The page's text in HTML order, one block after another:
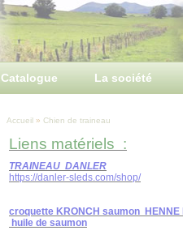
Catalogue La société
Accueil » Chien de traineau
Liens matériels :
TRAINEAU DANLER
https://danler-sleds.com/shop/
croquette KRONCH saumon HENNE
huile de saumon